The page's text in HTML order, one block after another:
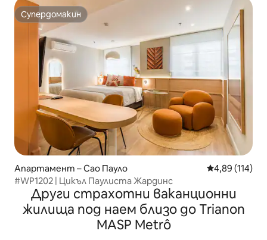
Супердомакин
Супердомакин
Апартамент – Сао Пауло Средна
4,89 (114)
#WP1202 | Цикъл Паулиста Жардинс
Други страхотни ваканционни
жилища под наем близо до Trianon
MASP Metrô